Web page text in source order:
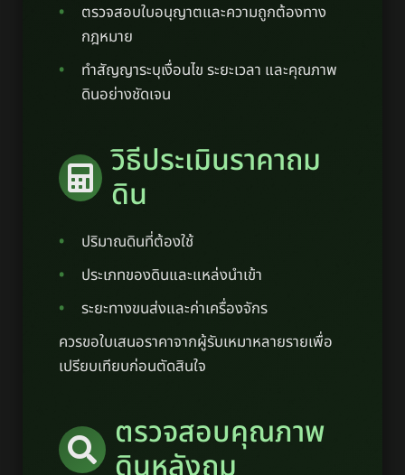
ตรวจสอบใบอนุญาตและความถูกต้องทาง
กฎหมาย
ทำสัญญาระบุเงื่อนไข ระยะเวลา และคุณภาพ
ดินอย่างชัดเจน
วิธีประเมินราคาถม
ดิน
ปริมาณดินที่ต้องใช้
ประเภทของดินและแหล่งนำเข้า
ระยะทางขนส่งและค่าเครื่องจักร
ควรขอใบเสนอราคาจากผู้รับเหมาหลายรายเพื่อ
เปรียบเทียบก่อนตัดสินใจ
ตรวจสอบคุณภาพ